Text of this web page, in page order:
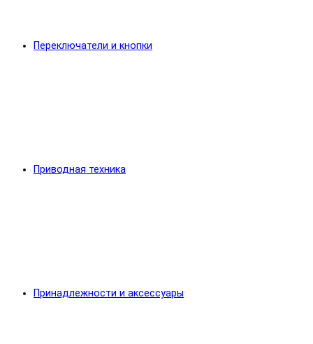
Переключатели и кнопки
Приводная техника
Принадлежности и аксессуары